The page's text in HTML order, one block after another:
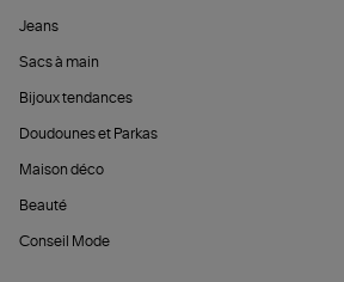
Jeans
Sacs à main
Bijoux tendances
Doudounes et Parkas
Maison déco
Beauté
Conseil Mode